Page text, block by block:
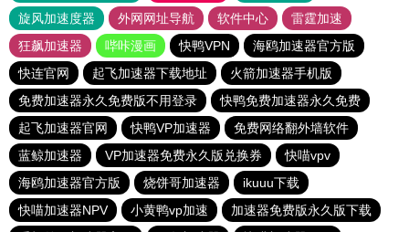
旋风加速度器
外网网址导航 软件中心
雷霆加速
狂飙加速器
哔咔漫画 快鸭VPN
海鸥加速器官方版
快连官网
起飞加速器下载地址
火箭加速器手机版
免费加速器永久免费版不用登录
快鸭免费加速器永久免费
起飞加速器官网
快鸭VP加速器
免费网络翻外墙软件
蓝鲸加速器
VP加速器免费永久版兑换券
快喵vpv
海鸥加速器官方版
烧饼哥加速器
ikuuu下载
快喵加速器NPV
小黄鸭vp加速
加速器免费版永久版下载